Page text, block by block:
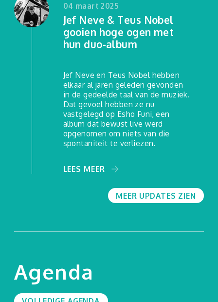
04 maart 2025
Jef Neve & Teus Nobel
gooien hoge ogen met
hun duo-album
Jef Neve en Teus Nobel hebben
elkaar al jaren geleden gevonden
in de gedeelde taal van de muziek.
Dat gevoel hebben ze nu
vastgelegd op Esho Funi, een
album dat bewust live werd
opgenomen om niets van die
spontaniteit te verliezen.
LEES MEER
MEER UPDATES ZIEN
Agenda